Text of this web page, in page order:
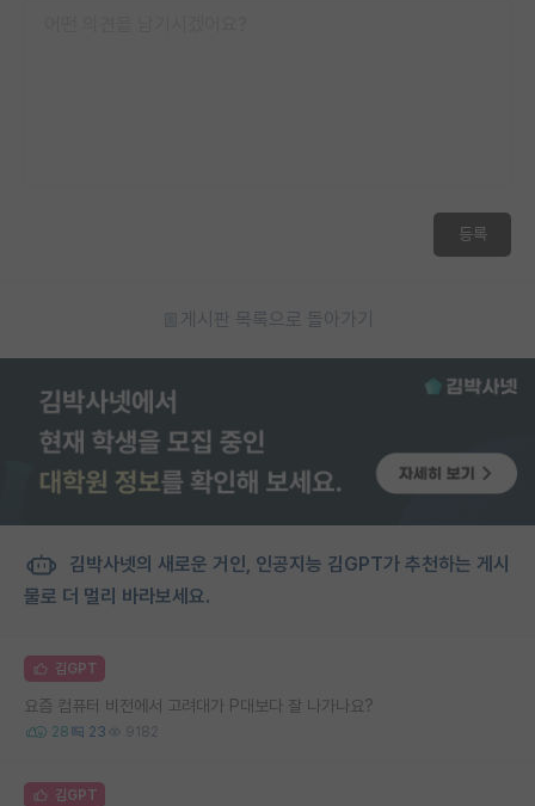
등록
게시판 목록으로 돌아가기
김박사넷의 새로운 거인, 인공지능 김GPT가 추천하는 게시
물로 더 멀리 바라보세요.
김GPT
요즘 컴퓨터 비전에서 고려대가 P대보다 잘 나가나요?
28 23 9182
김GPT